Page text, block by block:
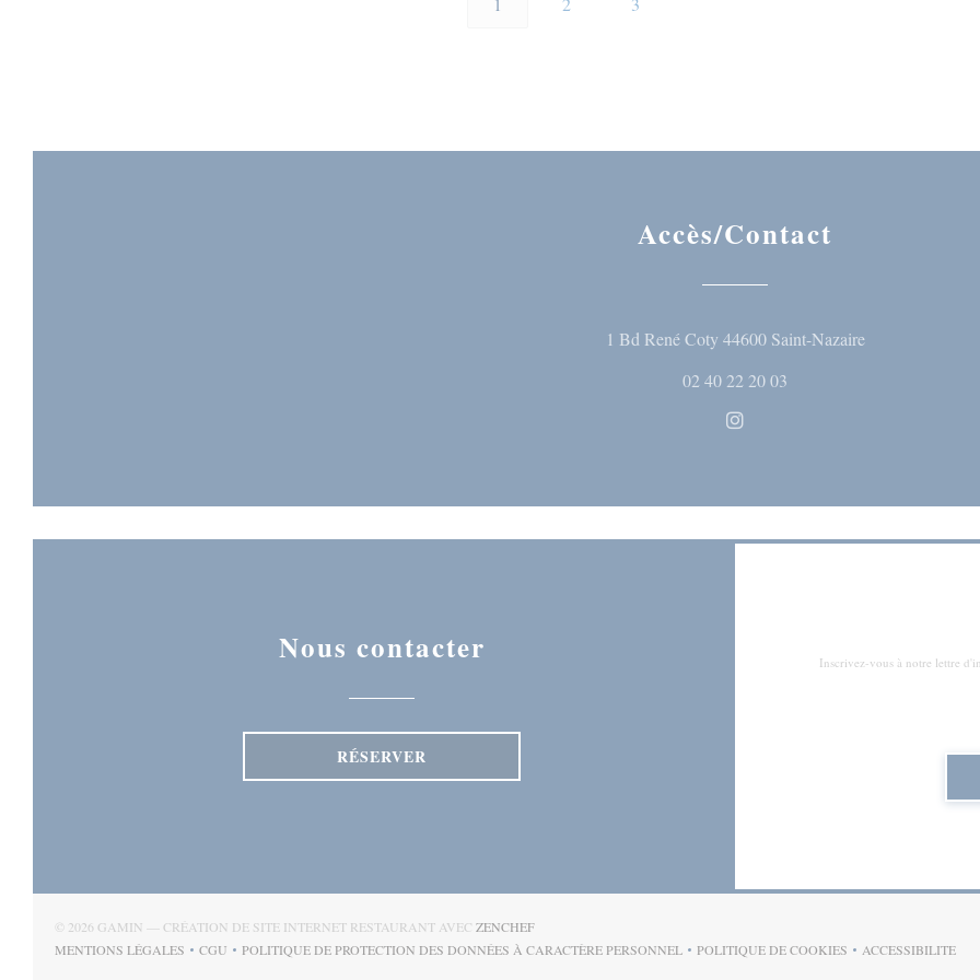
Accès/Contact
1 Bd René Coty 44600 Saint-Nazaire((ouvre une
02 40 22 20 03
Instagram ((ouvre une nouvelle
Nous contacter
RÉSERVER
Inscrivez-vous à notre lettre
© 2026 GAMIN — CRÉATION DE SITE INTERNET RESTAURANT AVEC ZENCHEF((OUVRE UNE NOUVELLE FENÊTRE))
MENTIONS LÉGALES
((OUVRE UNE NOUVELLE FENÊTRE))
CGU
((OUVRE UNE NOUVELLE FENÊTRE))
POLITIQUE DE PROTECTION DES DONNÉES À CARACTÈRE PERSONNEL
((OUVRE UNE NOUVELLE FENÊTRE))
POLITIQUE DE COOKIES
((OUVRE UNE NOUVELLE
ACCESSIBILITE
((OUVRE